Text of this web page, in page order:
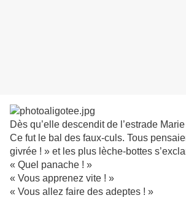
Dès qu’elle descendit de l’estrade
Ce fut le bal des faux-culs. Tous
givrée ! » et les plus lèche-bottes
« Quel panache ! »
« Vous apprenez vite ! »
« Vous allez faire des adeptes ! »